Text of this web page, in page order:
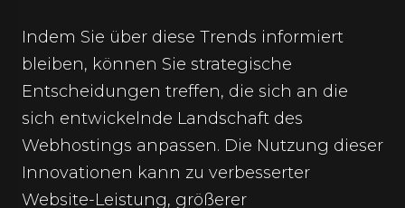
Indem Sie über diese Trends informiert
bleiben, können Sie strategische
Entscheidungen treffen, die sich an die
sich entwickelnde Landschaft des
Webhostings anpassen. Die Nutzung dieser
Innovationen kann zu verbesserter
Website-Leistung, größerer